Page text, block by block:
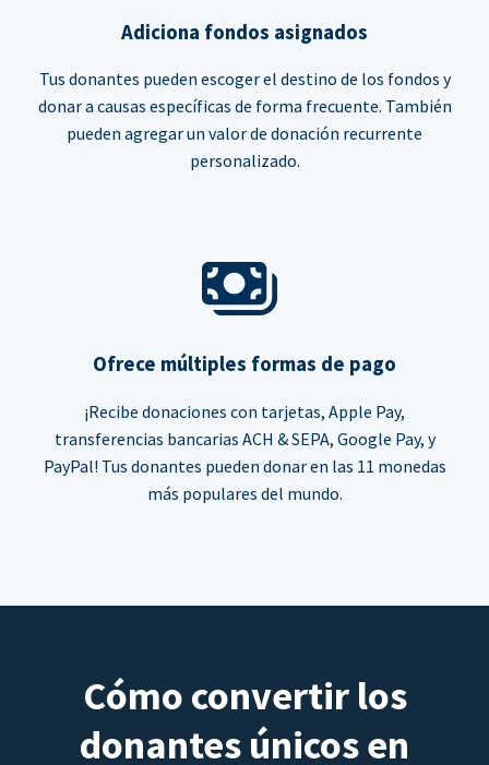
Adiciona fondos asignados
Tus donantes pueden escoger el destino de los fondos y
donar a causas específicas de forma frecuente. También
pueden agregar un valor de donación recurrente
personalizado.
Ofrece múltiples formas de pago
¡Recibe donaciones con tarjetas, Apple Pay,
transferencias bancarias ACH & SEPA, Google Pay, y
PayPal! Tus donantes pueden donar en las 11 monedas
más populares del mundo.
Cómo convertir los
donantes únicos en